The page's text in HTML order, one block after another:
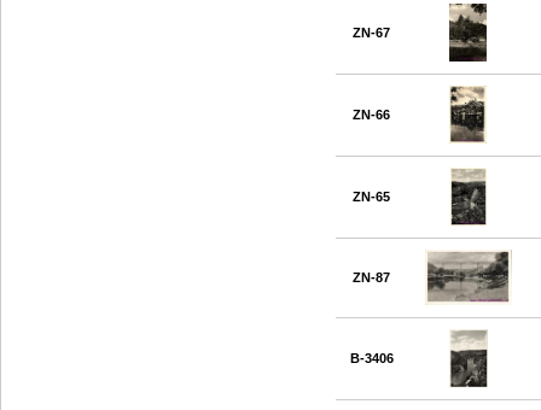
ZN-67
ZN-66
ZN-65
ZN-87
B-3406